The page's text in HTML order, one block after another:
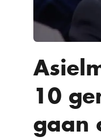
10
gaan